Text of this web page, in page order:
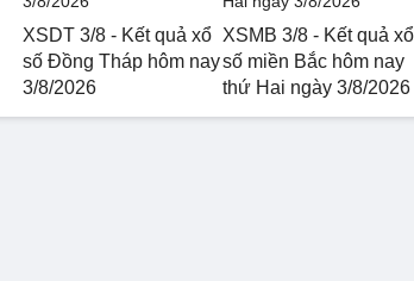
XSDT 3/8 - Kết quả xổ
số Đồng Tháp hôm nay
3/8/2026
XSMB 3/8 - Kết quả xổ
số miền Bắc hôm nay
thứ Hai ngày 3/8/2026